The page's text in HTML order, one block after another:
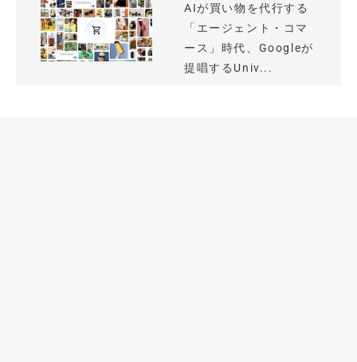
AIが買い物を代行する
「エージェント・コマ
ース」時代、Googleが
提唱するUniv...